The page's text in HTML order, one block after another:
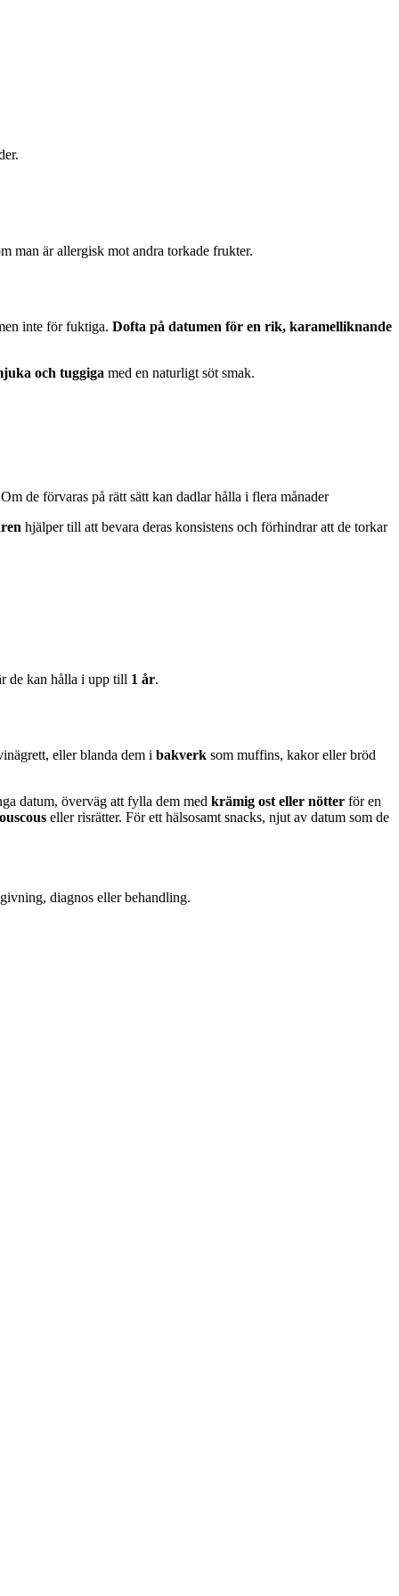
man är allergisk mot andra torkade frukter.
inte för fuktiga. Dofta på datumen för en rik, karamelliknande
och tuggiga med en naturligt söt smak.
de förvaras på rätt sätt kan dadlar hålla i flera månader
hjälper till att bevara deras konsistens och förhindrar att de torkar
de kan hålla i upp till 1 år.
eller blanda dem i bakverk som muffins, kakor eller bröd
datum, överväg att fylla dem med krämig ost eller nötter för en
eller risrätter. För ett hälsosamt snacks, njut av datum som de
diagnos eller behandling.